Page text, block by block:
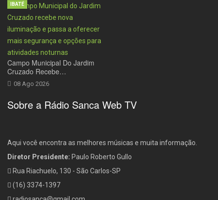
Campo Municipal Do Jardim
Cruzado Recebe…
08 Ago 2026
IBATÉ
Sobre a Rádio Sanca Web TV
Aqui você encontra as melhores músicas e muita informação.
Diretor Presidente: Paulo Roberto Gullo
Rua Riachuelo, 130 - São Carlos-SP
(16) 3374-1397